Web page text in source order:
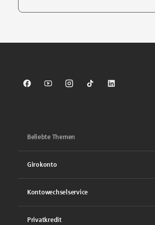
Sparkasse auf Facebook
Sparkasse auf Youtube
Sparkasse auf Instagram
Sparkasse auf TikTok
Sparkasse auf
Beliebte Themen
Girokonto
Kontowechselservice
Privatkredit